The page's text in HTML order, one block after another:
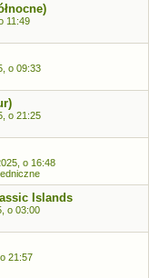
11:49
o 09:33
o 21:25
o 16:48
Islands
o 03:00
21:57